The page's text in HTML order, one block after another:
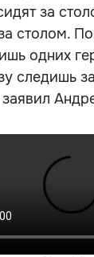
за
столом.
одних
следишь